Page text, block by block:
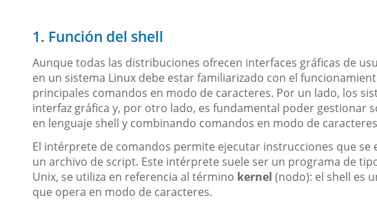
1. Función del shell
Aunque todas las distribuciones ofrecen interfaces gráficas de
en un sistema Linux debe estar familiarizado con el
principales comandos en modo de caracteres. Por un lado, los
interfaz gráfica y, por otro lado, es fundamental poder gestionar
en lenguaje shell y combinando comandos en modo de
El intérprete de comandos permite ejecutar instrucciones que se
un archivo de script. Este intérprete suele ser un programa de
Unix, se utiliza en referencia al término kernel (nodo): el shell es
que opera en modo de caracteres.